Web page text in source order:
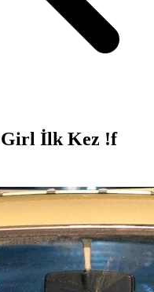
Girl İlk Kez !f